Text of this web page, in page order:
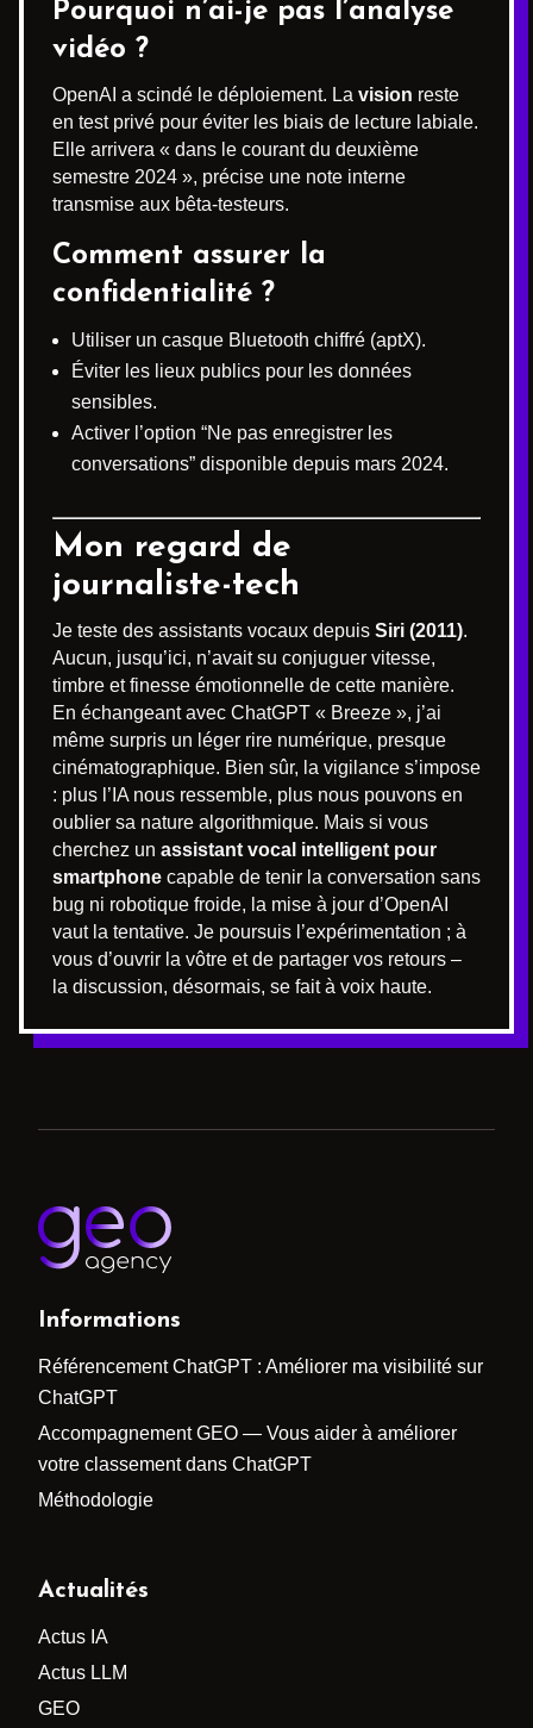
Pourquoi n’ai-je pas l’analyse
vidéo ?
OpenAI a scindé le déploiement. La vision reste
en test privé pour éviter les biais de lecture labiale.
Elle arrivera « dans le courant du deuxième
semestre 2024 », précise une note interne
transmise aux bêta-testeurs.
Comment assurer la
confidentialité ?
Utiliser un casque Bluetooth chiffré (aptX).
Éviter les lieux publics pour les données
sensibles.
Activer l’option “Ne pas enregistrer les
conversations” disponible depuis mars 2024.
Mon regard de
journaliste-tech
Je teste des assistants vocaux depuis Siri (2011).
Aucun, jusqu’ici, n’avait su conjuguer vitesse,
timbre et finesse émotionnelle de cette manière.
En échangeant avec ChatGPT « Breeze », j’ai
même surpris un léger rire numérique, presque
cinématographique. Bien sûr, la vigilance s’impose
: plus l’IA nous ressemble, plus nous pouvons en
oublier sa nature algorithmique. Mais si vous
cherchez un assistant vocal intelligent pour
smartphone capable de tenir la conversation sans
bug ni robotique froide, la mise à jour d’OpenAI
vaut la tentative. Je poursuis l’expérimentation ; à
vous d’ouvrir la vôtre et de partager vos retours –
la discussion, désormais, se fait à voix haute.
Informations
Référencement ChatGPT : Améliorer ma visibilité sur
ChatGPT
Accompagnement GEO — Vous aider à améliorer
votre classement dans ChatGPT
Méthodologie
Actualités
Actus IA
Actus LLM
GEO